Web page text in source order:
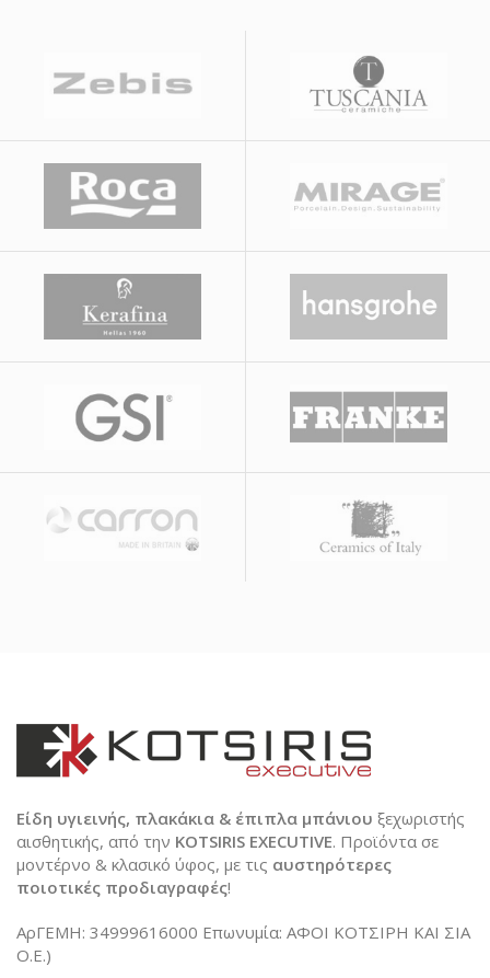
Είδη υγιεινής, πλακάκια & έπιπλα μπάνιου ξεχωριστής
αισθητικής, από την KOTSIRIS EXECUTIVE. Προϊόντα σε
μοντέρνο & κλασικό ύφος, με τις αυστηρότερες
ποιοτικές προδιαγραφές!
ΑρΓΕΜΗ: 34999616000 Επωνυμία: ΑΦΟΙ ΚΟΤΣΙΡΗ ΚΑΙ ΣΙΑ
Ο.Ε.)